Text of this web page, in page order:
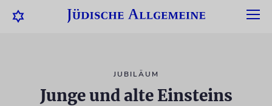
JUBILÄUM
Junge und alte Einsteins